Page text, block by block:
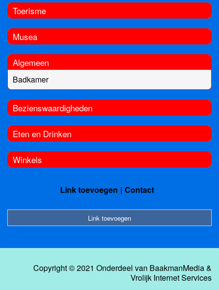
Toerisme
Musea
Algemeen
Badkamer
Bezienswaardigheden
Eten en Drinken
Winkels
Link toevoegen Contact
Link toevoegen
Copyright © 2021 Onderdeel van BaakmanMedia&
Vrolijk Internet Services